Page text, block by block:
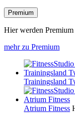
Premium
Hier werden Premium
mehr zu Premium
Trainingsland
Atrium Fitness